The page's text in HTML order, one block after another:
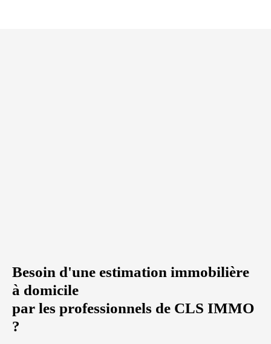
Besoin d'une estimation immobilière
à domicile
par les professionnels de CLS IMMO
?